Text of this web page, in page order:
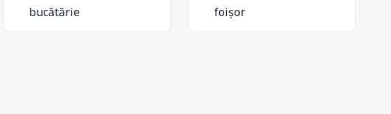
bucătărie foișor